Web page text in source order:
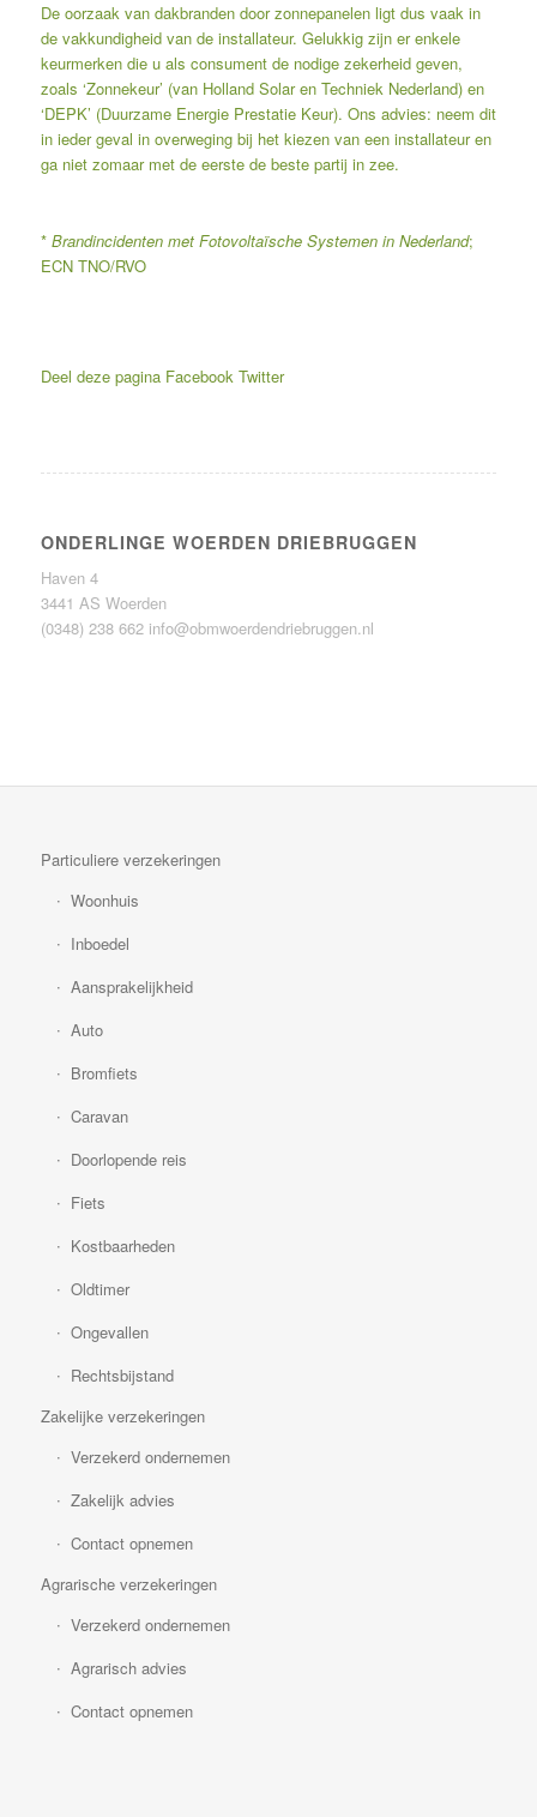
De oorzaak van dakbranden door zonnepanelen ligt dus vaak in
de vakkundigheid van de installateur. Gelukkig zijn er enkele
keurmerken die u als consument de nodige zekerheid geven,
zoals ‘Zonnekeur’ (van Holland Solar en Techniek Nederland) en
‘DEPK’ (Duurzame Energie Prestatie Keur). Ons advies: neem dit
in ieder geval in overweging bij het kiezen van een installateur en
ga niet zomaar met de eerste de beste partij in zee.
* Brandincidenten met Fotovoltaïsche Systemen in Nederland;
ECN TNO/RVO
Deel deze pagina Facebook Twitter
ONDERLINGE WOERDEN DRIEBRUGGEN
Haven 4
3441 AS Woerden
(0348) 238 662 info@obmwoerdendriebruggen.nl
Particuliere verzekeringen
Woonhuis
Inboedel
Aansprakelijkheid
Auto
Bromfiets
Caravan
Doorlopende reis
Fiets
Kostbaarheden
Oldtimer
Ongevallen
Rechtsbijstand
Zakelijke verzekeringen
Verzekerd ondernemen
Zakelijk advies
Contact opnemen
Agrarische verzekeringen
Verzekerd ondernemen
Agrarisch advies
Contact opnemen